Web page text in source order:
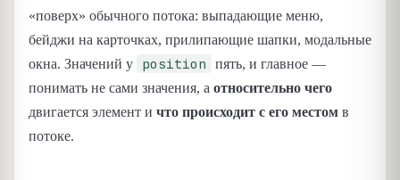
«поверх» обычного потока: выпадающие меню,
бейджи на карточках, прилипающие шапки, модальные
окна. Значений у
position
пять, и главное —
понимать не сами значения, а относительно чего
двигается элемент и что происходит с его местом в
потоке.